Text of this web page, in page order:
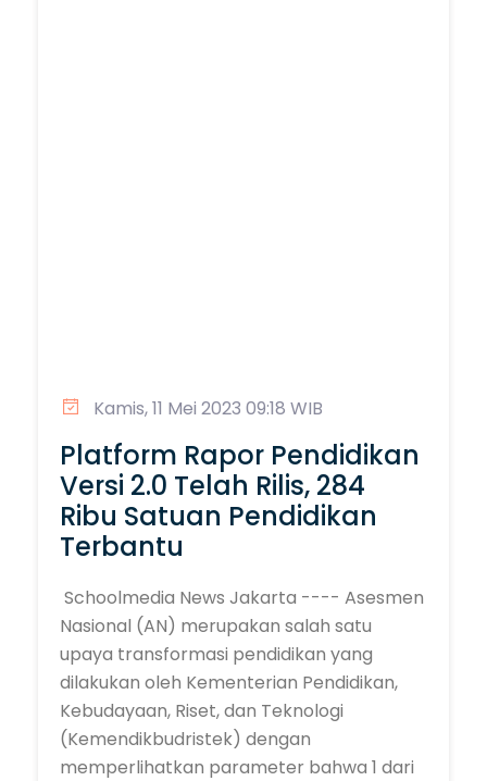
Kamis, 11 Mei 2023 09:18 WIB
Platform Rapor Pendidikan
Versi 2.0 Telah Rilis, 284
Ribu Satuan Pendidikan
Terbantu
Schoolmedia News Jakarta ---- Asesmen
Nasional (AN) merupakan salah satu
upaya transformasi pendidikan yang
dilakukan oleh Kementerian Pendidikan,
Kebudayaan, Riset, dan Teknologi
(Kemendikbudristek) dengan
memperlihatkan parameter bahwa 1 dari